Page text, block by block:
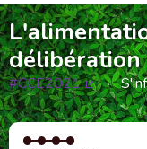
#CCE2021
(Lien